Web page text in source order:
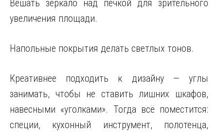
Вешать зеркало над печкой для зрительного
увеличения площади.
Напольные покрытия делать светлых тонов.
Креативнее подходить к дизайну — углы
занимать, чтобы не ставить лишних шкафов,
навесными «уголками». Тогда всё поместится:
специи, кухонный инструмент, полотенца,